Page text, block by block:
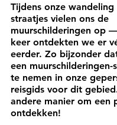
Tijdens onze
straatjes vielen ons de
muurschilderingen op
keer ontdekten we er
eerder. Zo bijzonder
een
te nemen in onze
reisgids voor dit
andere manier om een
ontdekken!